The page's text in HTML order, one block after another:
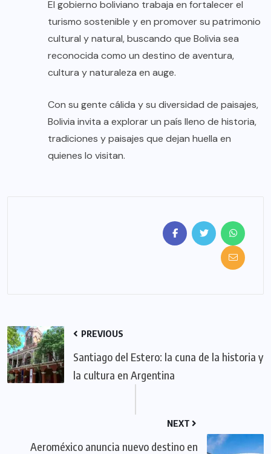
El gobierno boliviano trabaja en fortalecer el
turismo sostenible y en promover su patrimonio
cultural y natural, buscando que Bolivia sea
reconocida como un destino de aventura,
cultura y naturaleza en auge.
Con su gente cálida y su diversidad de paisajes,
Bolivia invita a explorar un país lleno de historia,
tradiciones y paisajes que dejan huella en
quienes lo visitan.
PREVIOUS
Santiago del Estero: la cuna de la historia y
la cultura en Argentina
NEXT
Aeroméxico anuncia nuevo destino en